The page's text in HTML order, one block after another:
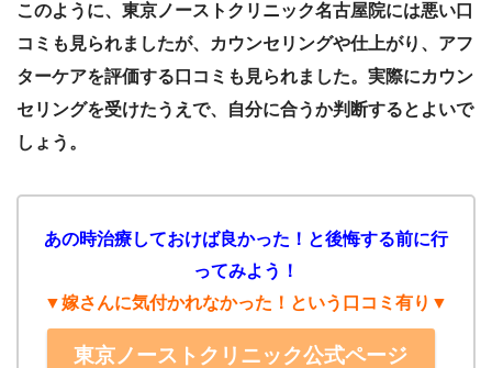
このように、東京ノーストクリニック名古屋院には悪い口
コミも見られましたが、カウンセリングや仕上がり、アフ
ターケアを評価する口コミも見られました。実際にカウン
セリングを受けたうえで、自分に合うか判断するとよいで
しょう。
あの時治療しておけば良かった！と後悔する前に行
ってみよう！
▼嫁さんに気付かれなかった！という口コミ有り▼
東京ノーストクリニック公式ページ